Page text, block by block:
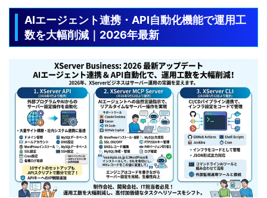
AIエージェント連携・API自動化機能で運用工
数を大幅削減｜2026年最新